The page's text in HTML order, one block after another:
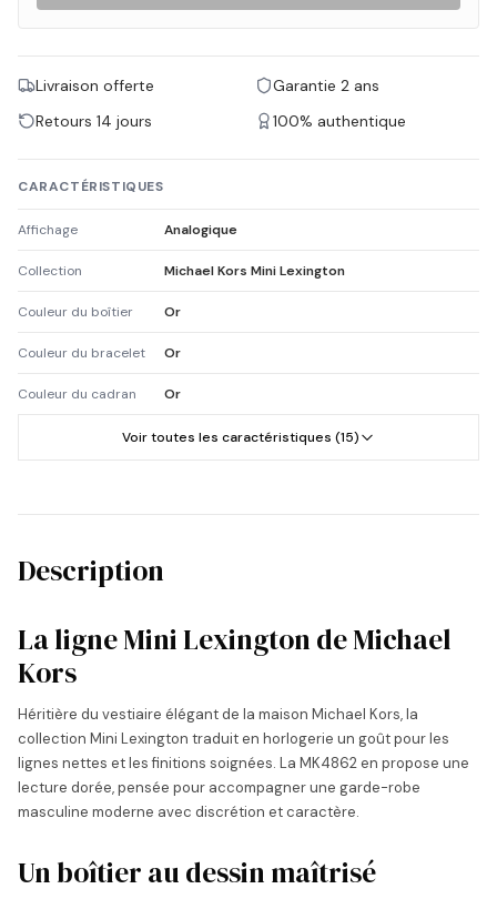
Livraison offerte
Garantie 2 ans
Retours 14 jours
100% authentique
CARACTÉRISTIQUES
Affichage Analogique
Collection Michael Kors Mini Lexington
Couleur du boîtier Or
Couleur du bracelet Or
Couleur du cadran Or
Voir toutes les caractéristiques (15)
Description
La ligne Mini Lexington de Michael
Kors
Héritière du vestiaire élégant de la maison Michael Kors, la
collection Mini Lexington traduit en horlogerie un goût pour les
lignes nettes et les finitions soignées. La MK4862 en propose une
lecture dorée, pensée pour accompagner une garde-robe
masculine moderne avec discrétion et caractère.
Un boîtier au dessin maîtrisé